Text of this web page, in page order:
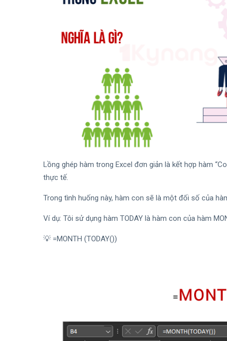
Lồng ghép hàm trong Excel đơn giản là kết hợp hàm
thực tế.
Trong tình huống này, hàm con sẽ là một đối số của
Ví dụ: Tôi sử dụng hàm TODAY là hàm con của hàm
💡 =MONTH (TODAY())